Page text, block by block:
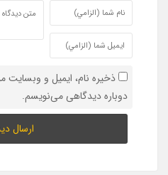
ذخیره نام، ایمیل و وبسایت
دوباره دیدگاهی می‌نویسم.